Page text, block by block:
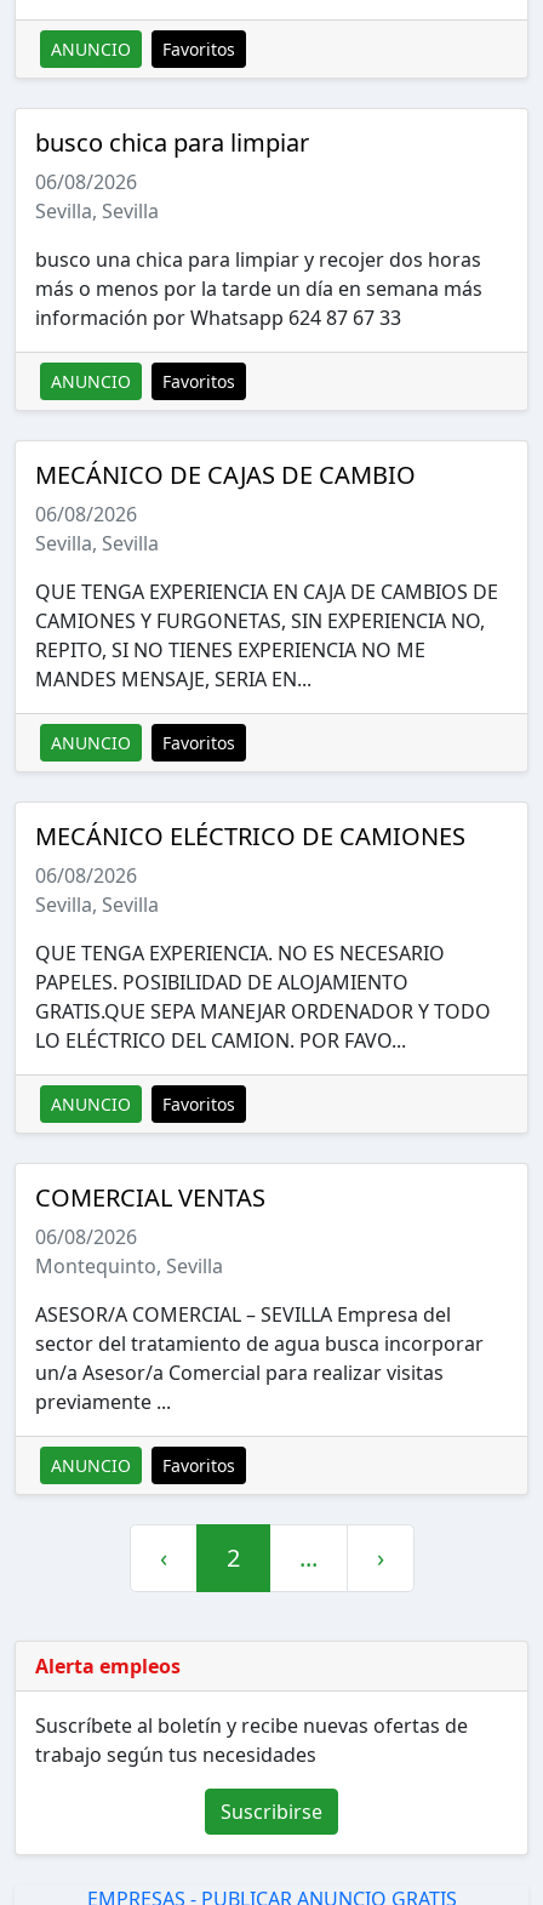
ANUNCIO Favoritos
busco chica para limpiar
06/08/2026
Sevilla, Sevilla
busco una chica para limpiar y recojer dos horas
más o menos por la tarde un día en semana más
información por Whatsapp 624 87 67 33
ANUNCIO Favoritos
MECÁNICO DE CAJAS DE CAMBIO
06/08/2026
Sevilla, Sevilla
QUE TENGA EXPERIENCIA EN CAJA DE CAMBIOS DE
CAMIONES Y FURGONETAS, SIN EXPERIENCIA NO,
REPITO, SI NO TIENES EXPERIENCIA NO ME
MANDES MENSAJE, SERIA EN...
ANUNCIO Favoritos
MECÁNICO ELÉCTRICO DE CAMIONES
06/08/2026
Sevilla, Sevilla
QUE TENGA EXPERIENCIA. NO ES NECESARIO
PAPELES. POSIBILIDAD DE ALOJAMIENTO
GRATIS.QUE SEPA MANEJAR ORDENADOR Y TODO
LO ELÉCTRICO DEL CAMION. POR FAVO...
ANUNCIO Favoritos
COMERCIAL VENTAS
06/08/2026
Montequinto, Sevilla
ASESOR/A COMERCIAL – SEVILLA Empresa del
sector del tratamiento de agua busca incorporar
un/a Asesor/a Comercial para realizar visitas
previamente ...
ANUNCIO Favoritos
‹ 2 ... ›
Alerta empleos
Suscríbete al boletín y recibe nuevas ofertas de
trabajo según tus necesidades
Suscribirse
EMPRESAS - PUBLICAR ANUNCIO GRATIS